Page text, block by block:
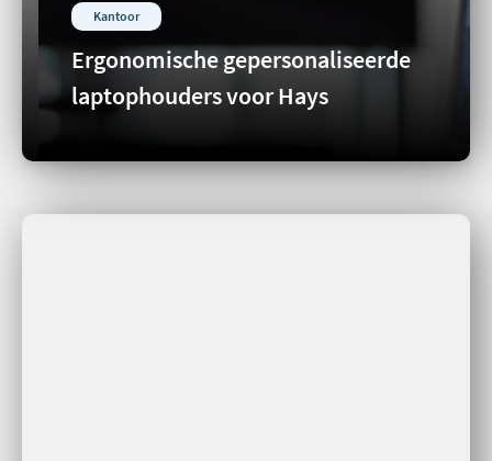
Kantoor
Ergonomische gepersonaliseerde
laptophouders voor Hays